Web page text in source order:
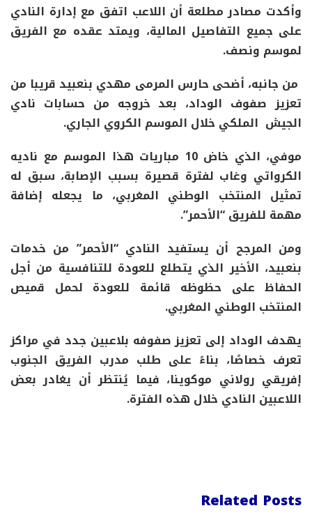
وأكدت مصادر مطلعة أن اللاعب اتفق مع إدارة النادي
على جميع التفاصيل المالية، ويمتد عقده مع الفريق
لموسم ونصف.
من جانبه، أضحى حارس المرمى مهدي بنعبيد قريبا من
تعزيز صفوف الوداد، بعد خروجه من حسابات نادي
الجيش الملكي خلال الموسم الكروي الجاري.
موفي، الذي خاض 10 مباريات هذا الموسم مع ناديه
الكرواتي وغاب لفترة قصيرة بسبب الإصابة، سبق له
تمثيل المنتخب الوطني المغربي، ما يجعله إضافة
مهمة للفريق “الأحمر”.
ومن المرجح أن يستفيد النادي “الأحمر” من خدمات
بنعبيد، الأخير الذي يتطلع للعودة للتنافسية من أجل
الحفاظ على حظوظه قائمة للعودة لحمل قميص
المنتخب الوطني المغربي.
يهدف الوداد إلى تعزيز صفوفه بلاعبين جدد في مراكز
تعرف خصاصًا، بناءً على طلب مدرب الفريق الجنوب
إفريقي رولاني موكوينا، فيما يُنتظر أن يغادر بعض
اللاعبين النادي خلال هذه الفترة.
Related Posts